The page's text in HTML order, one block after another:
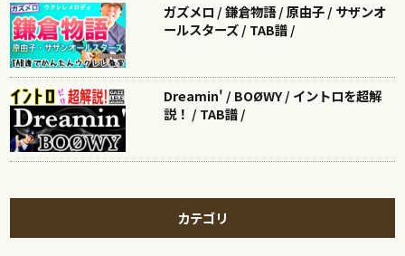
ガズメロ / 鎌倉物語 / 原由子 / サザンオ
ールスターズ / TAB譜 /
Dreamin' / BOØWY / イントロを超解
説！ / TAB譜 /
カテゴリ